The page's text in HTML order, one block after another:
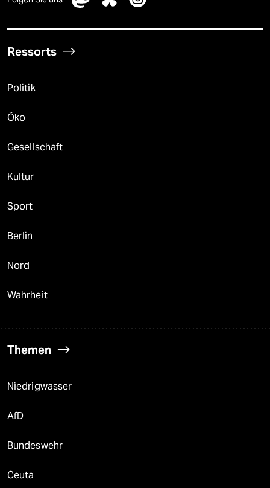
Ressorts
Politik
Öko
Gesellschaft
Kultur
Sport
Berlin
Nord
Wahrheit
Themen
Niedrigwasser
AfD
Bundeswehr
Ceuta